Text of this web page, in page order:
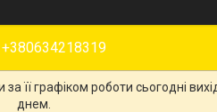
її графіком роботи сьогодні
днем.